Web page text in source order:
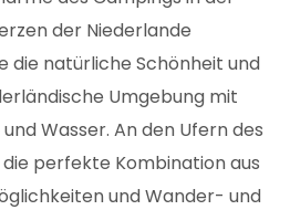
der Niederlande
die natürliche Schönheit und
Umgebung mit
Wasser. An den Ufern des
die perfekte Kombination aus
und Wander- und